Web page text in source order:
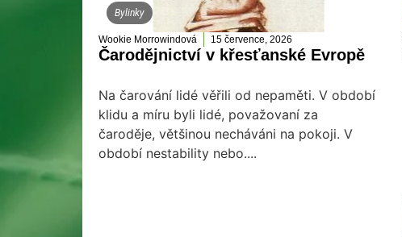
Bylinky
Wookie Morrowindová 15 července, 2026
Čarodějnictví v křesťanské Evropě
Na čarování lidé věřili od nepaměti. V období
klidu a míru byli lidé, považovaní za
čaroděje, většinou necháváni na pokoji. V
období nestability nebo....